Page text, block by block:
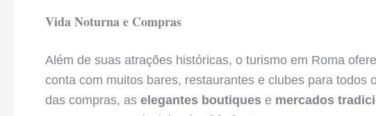
Vida Noturna e Compras
Além de suas atrações históricas, o turismo em Roma
conta com muitos bares, restaurantes e clubes para todos
das compras, as elegantes boutiques e mercados